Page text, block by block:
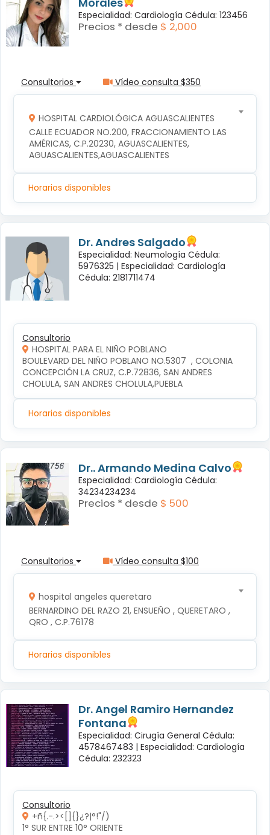
Especialidad: Cardiología Cédula: 123456
Precios * desde $ 2,000
Consultorios Vídeo consulta $350
HOSPITAL CARDIOLÓGICA AGUASCALIENTES
CALLE ECUADOR NO.200, FRACCIONAMIENTO LAS
AMÉRICAS, C.P.20230, AGUASCALIENTES,
AGUASCALIENTES,AGUASCALIENTES
Horarios disponibles
Dr. Andres Salgado
Especialidad: Neumología Cédula:
5976325 | Especialidad: Cardiología
Cédula: 2181711474
Consultorio
HOSPITAL PARA EL NIÑO POBLANO
BOULEVARD DEL NIÑO POBLANO NO.5307  , COLONIA
CONCEPCIÓN LA CRUZ, C.P.72836, SAN ANDRES
CHOLULA, SAN ANDRES CHOLULA,PUEBLA
Horarios disponibles
Dr.. Armando Medina Calvo
Especialidad: Cardiología Cédula:
34234234234
Precios * desde $ 500
Consultorios Vídeo consulta $100
hospital angeles queretaro
BERNARDINO DEL RAZO 21, ENSUEÑO , QUERETARO ,
QRO , C.P.76178
Horarios disponibles
Dr. Angel Ramiro Hernandez
Fontana
Especialidad: Cirugía General Cédula:
4578467483 | Especialidad: Cardiología
Cédula: 232323
Consultorio
+ñ{.-.><[]{}¿?|°!"/)
1° SUR ENTRE 10° ORIENTE